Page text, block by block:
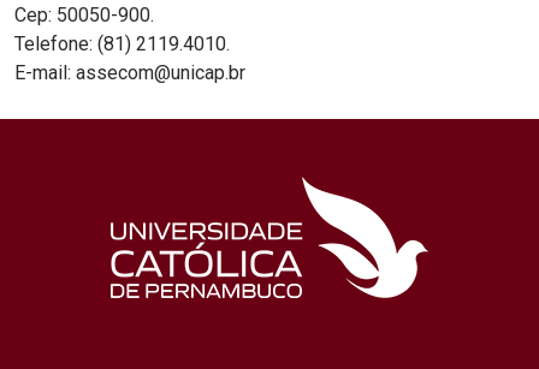
Cep: 50050-900.
Telefone: (81) 2119.4010.
E-mail: assecom@unicap.br